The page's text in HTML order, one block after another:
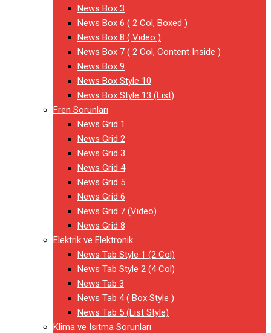
News Box 3
News Box 6 ( 2 Col, Boxed )
News Box 8 ( Video )
News Box 7 ( 2 Col, Content Inside )
News Box 9
News Box Style 10
News Box Style 13 (List)
Fren Sorunları
News Grid 1
News Grid 2
News Grid 3
News Grid 4
News Grid 5
News Grid 6
News Grid 7 (Video)
News Grid 8
Elektrik ve Elektronik
News Tab Style 1 (2 Col)
News Tab Style 2 (4 Col)
News Tab 3
News Tab 4 ( Box Style )
News Tab 5 (List Style)
Klima ve Isıtma Sorunları